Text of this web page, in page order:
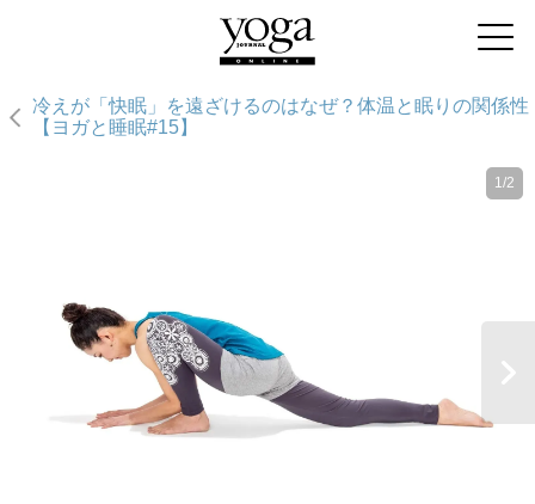
冷えが「快眠」を遠ざけるのはなぜ？体温と眠りの関係性
【ヨガと睡眠#15】
1/2